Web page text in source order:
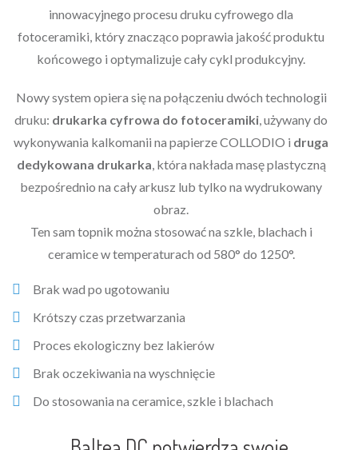
innowacyjnego procesu druku cyfrowego dla
fotoceramiki, który znacząco poprawia jakość produktu
końcowego i optymalizuje cały cykl produkcyjny.
Nowy system opiera się na połączeniu dwóch technologii
druku: drukarka cyfrowa do fotoceramiki, używany do
wykonywania kalkomanii na papierze COLLODIO i druga
dedykowana drukarka, która nakłada masę plastyczną
bezpośrednio na cały arkusz lub tylko na wydrukowany
obraz.
Ten sam topnik można stosować na szkle, blachach i
ceramice w temperaturach od 580° do 1250°.
Brak wad po ugotowaniu
Krótszy czas przetwarzania
Proces ekologiczny bez lakierów
Brak oczekiwania na wyschnięcie
Do stosowania na ceramice, szkle i blachach